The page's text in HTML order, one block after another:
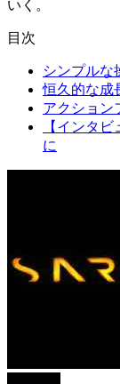
いく。
目次
シンプルな
恒久的な成
アクション
【インタ
に